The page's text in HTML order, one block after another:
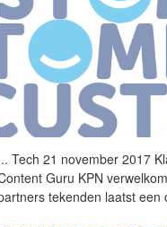
Tech 21 november 2017
Guru KPN
tekenden laatst